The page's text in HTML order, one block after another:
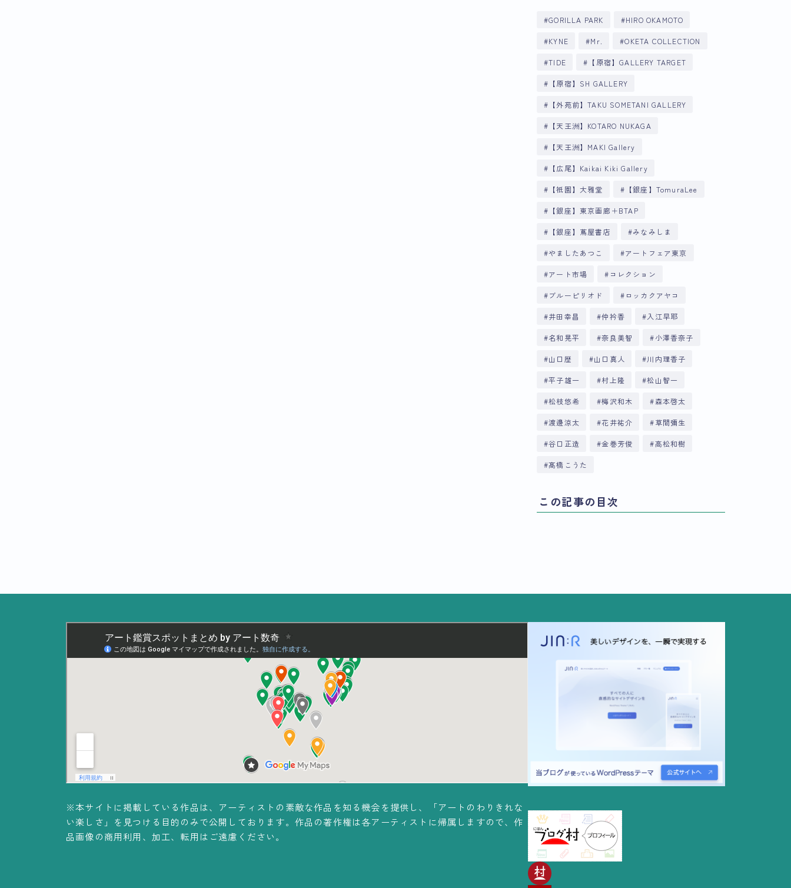
GORILLA PARK HIRO OKAMOTO
KYNE Mr. OKETA COLLECTION
TIDE 【原宿】GALLERY TARGET
【原宿】SH GALLERY
【外苑前】TAKU SOMETANI GALLERY
【天王洲】KOTARO NUKAGA
【天王洲】MAKI Gallery
【広尾】Kaikai Kiki Gallery
【祇園】大雅堂 【銀座】TomuraLee
【銀座】東京画廊＋BTAP
【銀座】蔦屋書店 みなみしま
やましたあつこ アートフェア東京
アート市場 コレクション
ブルーピリオド ロッカクアヤコ
井田幸昌 仲衿香 入江早耶
名和晃平 奈良美智 小澤香奈子
山口歴 山口真人 川内理香子
平子雄一 村上隆 松山智一
松枝悠希 梅沢和木 森本啓太
渡邊涼太 花井祐介 草間彌生
谷口正造 金巻芳俊 高松和樹
髙橋こうた
この記事の目次
※本サイトに掲載している作品は、アーティストの素敵な作品を知る機会を提供し、「アートのわりきれな
い楽しさ」を見つける目的のみで公開しております。作品の著作権は各アーティストに帰属しますので、作
品画像の商用利用、加工、転用はご遠慮ください。